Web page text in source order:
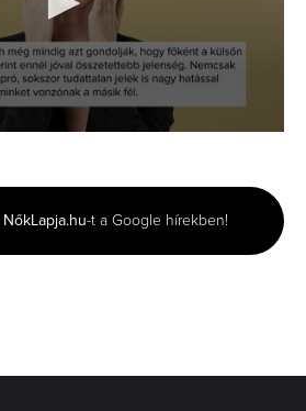
NőkLapja.hu-t a Google hírekben!